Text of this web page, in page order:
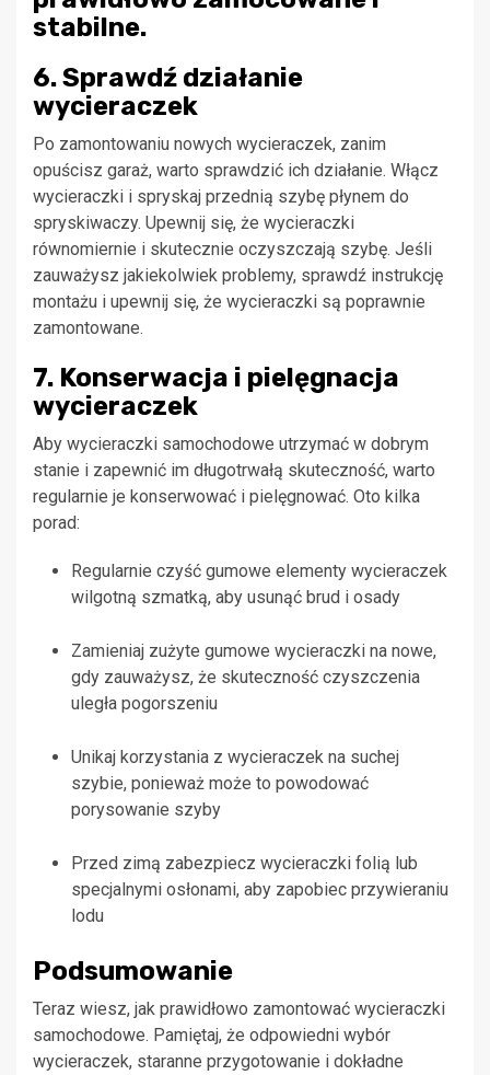
stabilne.
6. Sprawdź działanie
wycieraczek
Po zamontowaniu nowych wycieraczek, zanim
opuścisz garaż, warto sprawdzić ich działanie. Włącz
wycieraczki i spryskaj przednią szybę płynem do
spryskiwaczy. Upewnij się, że wycieraczki
równomiernie i skutecznie oczyszczają szybę. Jeśli
zauważysz jakiekolwiek problemy, sprawdź instrukcję
montażu i upewnij się, że wycieraczki są poprawnie
zamontowane.
7. Konserwacja i pielęgnacja
wycieraczek
Aby wycieraczki samochodowe utrzymać w dobrym
stanie i zapewnić im długotrwałą skuteczność, warto
regularnie je konserwować i pielęgnować. Oto kilka
porad:
Regularnie czyść gumowe elementy wycieraczek
wilgotną szmatką, aby usunąć brud i osady
Zamieniaj zużyte gumowe wycieraczki na nowe,
gdy zauważysz, że skuteczność czyszczenia
uległa pogorszeniu
Unikaj korzystania z wycieraczek na suchej
szybie, ponieważ może to powodować
porysowanie szyby
Przed zimą zabezpiecz wycieraczki folią lub
specjalnymi osłonami, aby zapobiec przywieraniu
lodu
Podsumowanie
Teraz wiesz, jak prawidłowo zamontować wycieraczki
samochodowe. Pamiętaj, że odpowiedni wybór
wycieraczek, staranne przygotowanie i dokładne